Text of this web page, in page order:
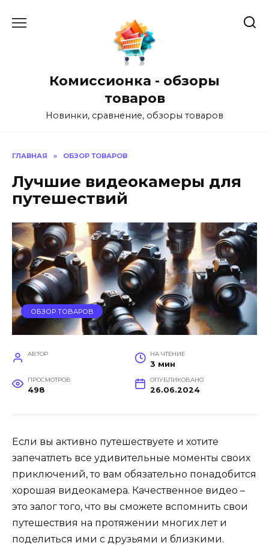
Комиссионка - обзоры
товаров
Новинки, сравнение, обзоры товаров
ГЛАВНАЯ » ОБЗОР ТОВАРОВ
Лучшие видеокамеры для
путешествий
ОБЗОР ТОВАРОВ
АВТОР НА ЧТЕНИЕ
3 мин
ПРОСМОТРОВ
498
ОПУБЛИКОВАНО
26.06.2024
Если вы активно путешествуете и хотите
запечатлеть все удивительные моменты своих
приключений, то вам обязательно понадобится
хорошая видеокамера. Качественное видео –
это залог того, что вы сможете вспомнить свои
путешествия на протяжении многих лет и
поделиться ими с друзьями и близкими.